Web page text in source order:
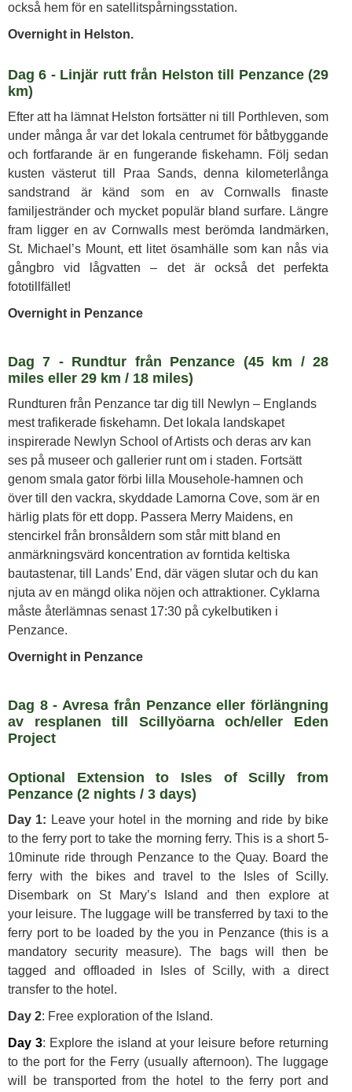
också hem för en satellitspårningsstation.
Overnight in Helston.
Dag 6 - Linjär rutt från Helston till Penzance (29
km)
Efter att ha lämnat Helston fortsätter ni till Porthleven, som
under många år var det lokala centrumet för båtbyggande
och fortfarande är en fungerande fiskehamn. Följ sedan
kusten västerut till Praa Sands, denna kilometerlånga
sandstrand är känd som en av Cornwalls finaste
familjestränder och mycket populär bland surfare. Längre
fram ligger en av Cornwalls mest berömda landmärken,
St. Michael’s Mount, ett litet ösamhälle som kan nås via
gångbro vid lågvatten – det är också det perfekta
fototillfället!
Overnight in Penzance
Dag 7 - Rundtur från Penzance (45 km / 28
miles eller 29 km / 18 miles)
Rundturen från Penzance tar dig till Newlyn – Englands
mest trafikerade fiskehamn. Det lokala landskapet
inspirerade Newlyn School of Artists och deras arv kan
ses på museer och gallerier runt om i staden. Fortsätt
genom smala gator förbi lilla Mousehole-hamnen och
över till den vackra, skyddade Lamorna Cove, som är en
härlig plats för ett dopp. Passera Merry Maidens, en
stencirkel från bronsåldern som står mitt bland en
anmärkningsvärd koncentration av forntida keltiska
bautastenar, till Lands’ End, där vägen slutar och du kan
njuta av en mängd olika nöjen och attraktioner. Cyklarna
måste återlämnas senast 17:30 på cykelbutiken i
Penzance.
Overnight in Penzance
Dag 8 - Avresa från Penzance eller förlängning
av resplanen till Scillyöarna och/eller Eden
Project
Optional Extension to Isles of Scilly from
Penzance (2 nights / 3 days)
Day 1: Leave your hotel in the morning and ride by bike
to the ferry port to take the morning ferry. This is a short 5-
10minute ride through Penzance to the Quay. Board the
ferry with the bikes and travel to the Isles of Scilly.
Disembark on St Mary’s Island and then explore at
your leisure. The luggage will be transferred by taxi to the
ferry port to be loaded by the you in Penzance (this is a
mandatory security measure). The bags will then be
tagged and offloaded in Isles of Scilly, with a direct
transfer to the hotel.
Day 2: Free exploration of the Island.
Day 3: Explore the island at your leisure before returning
to the port for the Ferry (usually afternoon). The luggage
will be transported from the hotel to the ferry port and